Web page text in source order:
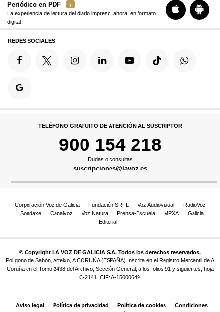
Periódico en PDF
La experiencia de lectura del diario impreso, ahora, en formato
digital
REDES SOCIALES
TELÉFONO GRATUITO DE ATENCIÓN AL SUSCRIPTOR
900 154 218
Dudas o consultas
suscripciones@lavoz.es
Corporación Voz de Galicia Fundación SRFL Voz Audiovisual
RadioVoz
Sondaxe
Canalvoz Voz Natura Prensa-Escuela MPXA
Galicia
Editorial
© Copyright LA VOZ DE GALICIA S.A. Todos los derechos reservados.
Polígono de Sabón, Arteixo, A CORUÑA (ESPAÑA) Inscrita en el Registro Mercantil de A
Coruña en el Tomo 2438 del Archivo, Sección General, a los folios 91 y siguientes, hoja
C-2141. CIF: A-15000649.
Aviso legal Política de privacidad Política de cookies
Condiciones